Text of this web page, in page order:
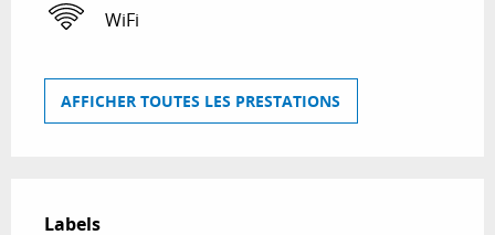
WiFi
AFFICHER TOUTES LES PRESTATIONS
Labels
Labels